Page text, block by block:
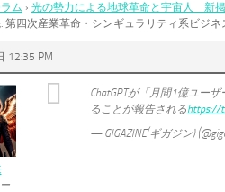
ム › 光の勢力による地球革命と宇宙人 新
第四次産業革命・シンギュラリティ系ビジネ
12:35 PM
ChatGPTが「月間1億ユー
ることが報告されるhttps://
— GIGAZINE(ギガジン)